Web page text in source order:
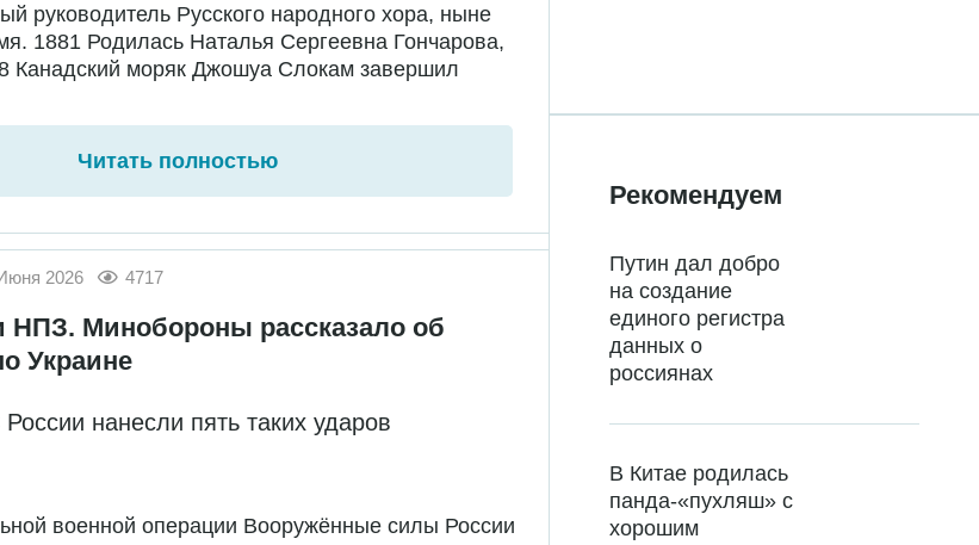
руководитель Русского народного хора, ныне
1881 Родилась Наталья Сергеевна Гончарова,
Канадский моряк Джошуа Слокам завершил
Читать полностью
2026 4717
НПЗ. Минобороны рассказало об
Украине
нанесли пять таких ударов
военной операции Вооружённые силы России
Рекомендуем
Путин дал добро
на создание
единого регистра
данных о
россиянах
В Китае родилась
панда-«пухляш» с
хорошим